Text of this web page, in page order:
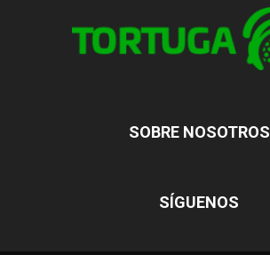
SOBRE NOSOTROS
SÍGUENOS